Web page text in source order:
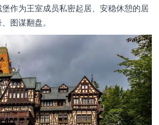
作为王室成员私密起居、安稳休憩的居
图谋翻盘。